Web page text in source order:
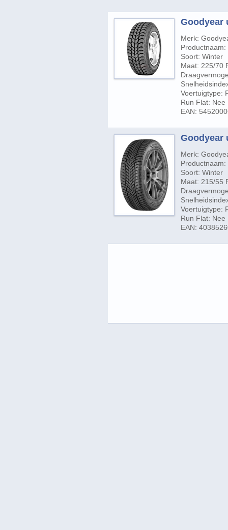
Goodyear
Merk:
Soort: Winter
Maat: 225/70
Voertuigtype:
Run Flat: Nee
EAN:
Goodyear
Merk:
Soort: Winter
Maat: 215/55
Voertuigtype:
Run Flat: Nee
EAN: